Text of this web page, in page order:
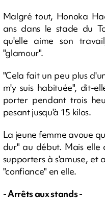
Malgré tout, Honoka
ans dans le stade du
qu'elle aime son
"glamour".
"Cela fait un peu plus
m'y suis habituée", dit-
porter pendant trois
pesant jusqu'à 15 kilos.
La jeune femme avoue
dur" au début. Mais
supporters à s'amuse, et
"confiance" en elle.
- Arrêts aux stands -